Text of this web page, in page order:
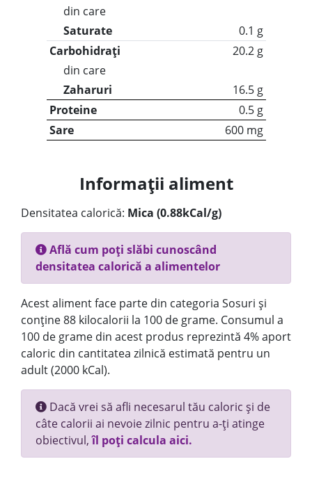
din care
Saturate
0.1 g
Carbohidrați
20.2 g
din care
Zaharuri
16.5 g
Proteine
0.5 g
Sare
600 mg
Informații aliment
Densitatea calorică: Mica (0.88kCal/g)
Află cum poți slăbi cunoscând
densitatea calorică a alimentelor
Acest aliment face parte din categoria Sosuri și
conține 88 kilocalorii la 100 de grame. Consumul a
100 de grame din acest produs reprezintă 4% aport
caloric din cantitatea zilnică estimată pentru un
adult (2000 kCal).
Dacă vrei să afli necesarul tău caloric și de
câte calorii ai nevoie zilnic pentru a-ți atinge
obiectivul,îl poți calcula aici.